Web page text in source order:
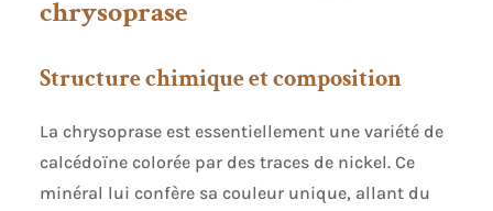
chrysoprase
Structure chimique et composition
La chrysoprase est essentiellement une variété de
calcédoïne colorée par des traces de nickel. Ce
minéral lui confère sa couleur unique, allant du